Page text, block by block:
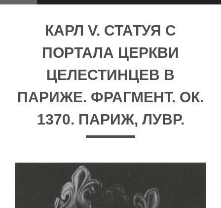
КАРЛ V. СТАТУЯ С
ПОРТАЛА ЦЕРКВИ
ЦЕЛЕСТИНЦЕВ В
ПАРИЖЕ. ФРАГМЕНТ. ОК.
1370. ПАРИЖ, ЛУВР.